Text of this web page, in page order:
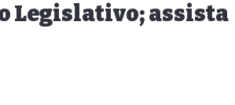
Legislativo; assista